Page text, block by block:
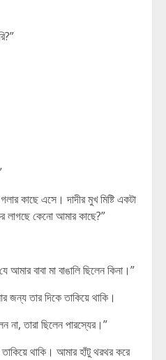
কাছে এসে। দাদীর মুখ মিষ্টি একটা
লাগছে কেনো আমার কাছে?”
বাবা মা বাঙালি ছিলেন কিনা।”
জন্য তার দিকে তাকিয়ে থাকি।
না, তারা ছিলেন পারস্যের।”
থাকি। আমার হাঁটু থরথর করে